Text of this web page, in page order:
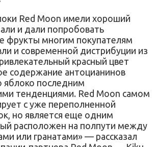
Red Moon имели хороший
и дали попробовать
фрукты многим покупателям
и современной дистрибуции из
красный цвет
содержание антоцианинов
яблоко последним
тенденциями. Red Moon самом
с уже переполненной
но является еще одним
расположен на полпути между
или гранатами» — рассказал